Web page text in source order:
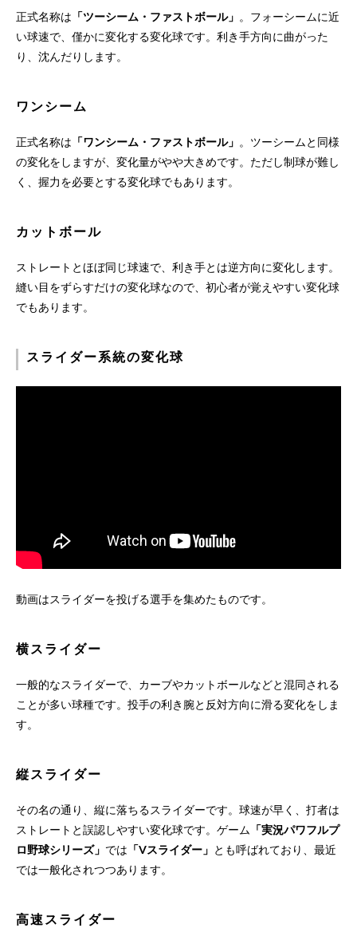
正式名称は 「ツーシーム・ファストボール」 。フォーシームに近
い球速で、僅かに変化する変化球です。利き手方向に曲がった
り、沈んだりします。
ワンシーム
正式名称は 「ワンシーム・ファストボール」 。ツーシームと同様
の変化をしますが、変化量がやや大きめです。ただし制球が難し
く、握力を必要とする変化球でもあります。
カットボール
ストレートとほぼ同じ球速で、利き手とは逆方向に変化します。
縫い目をずらすだけの変化球なので、初心者が覚えやすい変化球
でもあります。
スライダー系統の変化球
動画はスライダーを投げる選手を集めたものです。
横スライダー
一般的なスライダーで、カーブやカットボールなどと混同される
ことが多い球種です。投手の利き腕と反対方向に滑る変化をしま
す。
縦スライダー
その名の通り、縦に落ちるスライダーです。球速が早く、打者は
ストレートと誤認しやすい変化球です。ゲーム 「実況パワフルプ
ロ野球シリーズ」 では 「Vスライダー」 とも呼ばれており、最近
では一般化されつつあります。
高速スライダー